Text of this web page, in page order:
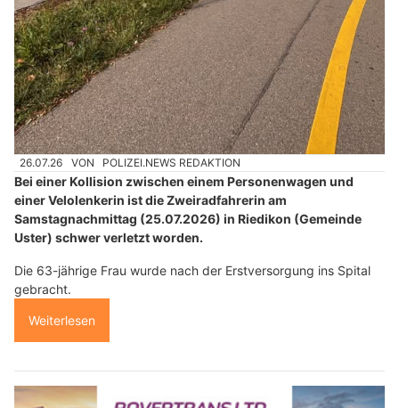
26.07.26 VON POLIZEI.NEWS REDAKTION
Bei einer Kollision zwischen einem Personenwagen und
einer Velolenkerin ist die Zweiradfahrerin am
Samstagnachmittag (25.07.2026) in Riedikon (Gemeinde
Uster) schwer verletzt worden.
Die 63-jährige Frau wurde nach der Erstversorgung ins Spital
gebracht.
Weiterlesen